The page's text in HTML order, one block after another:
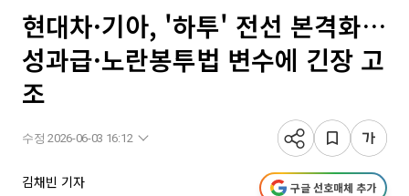
현대차·기아, '하투' 전선 본격화…
성과급·노란봉투법 변수에 긴장 고
조
수정 2026-06-03 16:12
김채빈 기자 구글 선호매체 추가